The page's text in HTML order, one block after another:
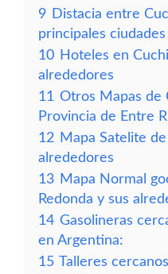
9 Distacia entre
principales
10 Hoteles en
alrededores
11 Otros Mapas de
Provincia de Entre
12 Mapa Satelite
alrededores
13 Mapa Normal
Redonda y sus
14 Gasolineras
en Argentina:
15 Talleres